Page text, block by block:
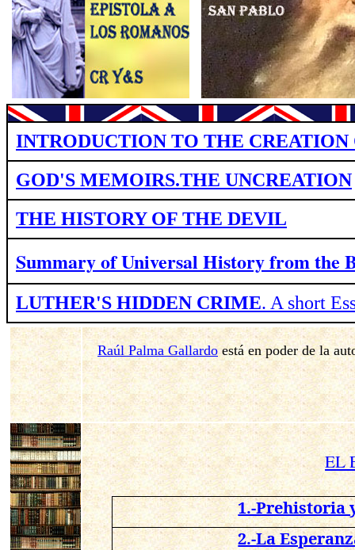
INTRODUCTION TO THE CREATION
GOD'S MEMOIRS.THE UNCREATION
THE HISTORY OF THE DEVIL
Summary of Universal History fromthe
LUTHER'S HIDDEN CRIME. A short
Raúl Palma Gallardoestá en poder de la
EL
1.-Prehistoria
2.-La